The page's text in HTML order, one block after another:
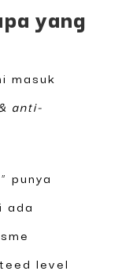
yang
masuk
anti-
punya
ada
level